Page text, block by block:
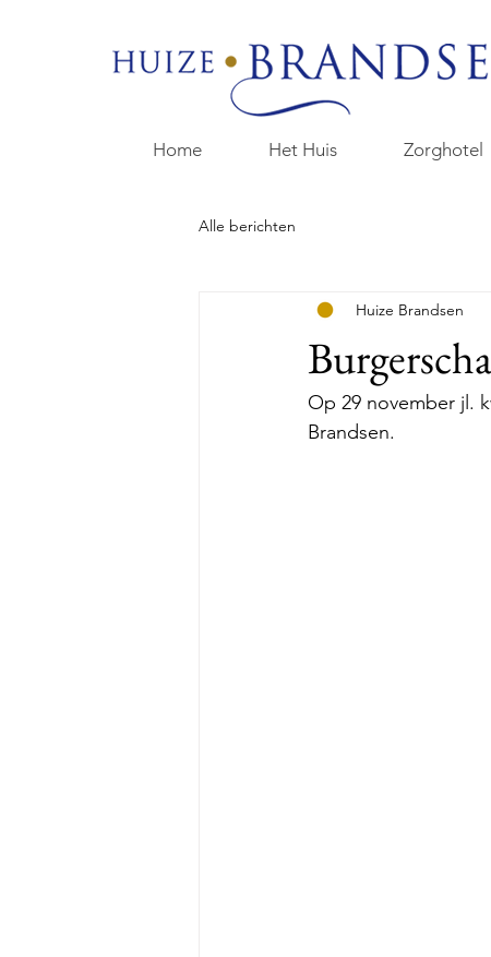
Home Het Huis Zorghotel
Alle berichten
Huize Brandsen
Op 29 november jl.
Brandsen.